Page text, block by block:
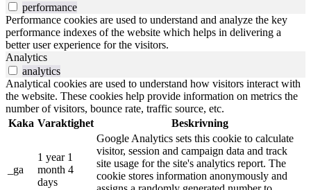
performance
Performance cookies are used to understand and analyze the key
performance indexes of the website which helps in delivering a
better user experience for the visitors.
Analytics
analytics
Analytical cookies are used to understand how visitors interact with
the website. These cookies help provide information on metrics the
number of visitors, bounce rate, traffic source, etc.
Kaka Varaktighet Beskrivning
_ga
1 year 1
month 4
days
Google Analytics sets this cookie to calculate
visitor, session and campaign data and track
site usage for the site's analytics report. The
cookie stores information anonymously and